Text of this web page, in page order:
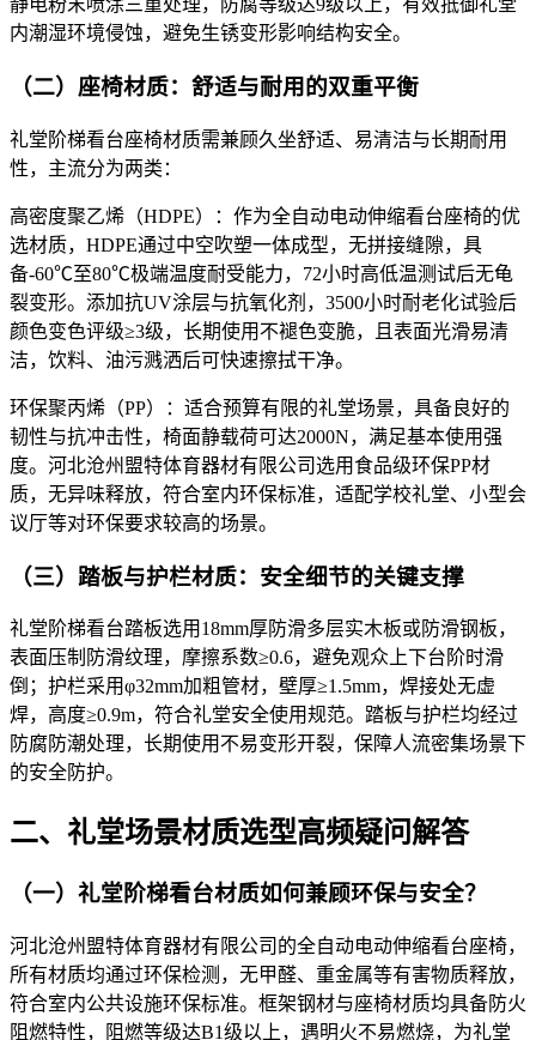
静电粉末喷涂三重处理，防腐等级达9级以上，有效抵御礼堂
内潮湿环境侵蚀，避免生锈变形影响结构安全。​
（二）座椅材质：舒适与耐用的双重平衡​
礼堂阶梯看台座椅材质需兼顾久坐舒适、易清洁与长期耐用
性，主流分为两类：​
高密度聚乙烯（HDPE）：作为全自动电动伸缩看台座椅的优
选材质，HDPE通过中空吹塑一体成型，无拼接缝隙，具
备-60℃至80℃极端温度耐受能力，72小时高低温测试后无龟
裂变形。添加抗UV涂层与抗氧化剂，3500小时耐老化试验后
颜色变色评级≥3级，长期使用不褪色变脆，且表面光滑易清
洁，饮料、油污溅洒后可快速擦拭干净。​
环保聚丙烯（PP）：适合预算有限的礼堂场景，具备良好的
韧性与抗冲击性，椅面静载荷可达2000N，满足基本使用强
度。河北沧州盟特体育器材有限公司选用食品级环保PP材
质，无异味释放，符合室内环保标准，适配学校礼堂、小型会
议厅等对环保要求较高的场景。​
（三）踏板与护栏材质：安全细节的关键支撑​
礼堂阶梯看台踏板选用18mm厚防滑多层实木板或防滑钢板，
表面压制防滑纹理，摩擦系数≥0.6，避免观众上下台阶时滑
倒；护栏采用φ32mm加粗管材，壁厚≥1.5mm，焊接处无虚
焊，高度≥0.9m，符合礼堂安全使用规范。踏板与护栏均经过
防腐防潮处理，长期使用不易变形开裂，保障人流密集场景下
的安全防护。​
二、礼堂场景材质选型高频疑问解答​
（一）礼堂阶梯看台材质如何兼顾环保与安全？​
河北沧州盟特体育器材有限公司的全自动电动伸缩看台座椅，
所有材质均通过环保检测，无甲醛、重金属等有害物质释放，
符合室内公共设施环保标准。框架钢材与座椅材质均具备防火
阻燃特性，阻燃等级达B1级以上，遇明火不易燃烧，为礼堂